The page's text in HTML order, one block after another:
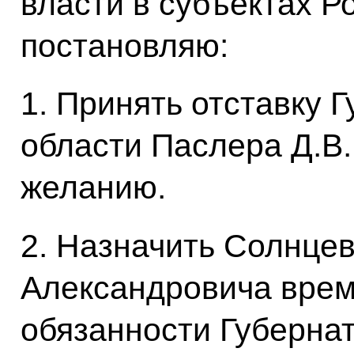
постановляю:
1. Принять отставку
области Паслера
желанию.
2. Назначить
Александровича
обязанности